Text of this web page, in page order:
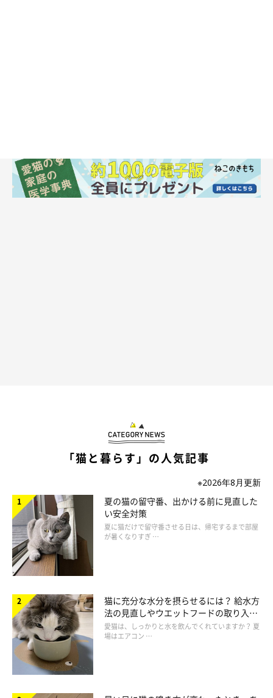
この団体及び猫カフェの運営者である工藤幸枝さんは、北海道
から盛岡市へ引っ越したのを機に、2013年、28歳の若さで猫カ
「自分で猫を飼い始めてから、『猫のために自分ができることは
何か』と考えるようになり、北海道札幌市の里親募集型猫カフェ
で働きながら、猫や猫の問題について勉強していました。そんな
矢先、引っ越した盛岡市には動物愛護センター（以下、センタ
ー）がなく、保護猫について市民が知れる場所がないとも感じ、
猫カフェを開業。2016年１月にはＮＰＯ法人化もできました」
（工藤さん）
2017年１月には事業を拡大し、猫カフェがあるビル内にシェ
ルターを開設。猫エイズのキャリア猫やハンディキャップのある
猫のケアを行っています。
「猫と暮らす」の人気記事
※2026年8月更新
夏の猫の留守番、出かける前に見直した
い安全対策
夏に猫だけで留守番させる日は、帰宅するまで部屋
が暑くなりすぎ …
猫に充分な水分を摂らせるには？ 給水方
法の見直しやウエットフードの取り入れ
方を解説
愛猫は、しっかりと水を飲んでくれていますか？ 夏
場はエアコン …